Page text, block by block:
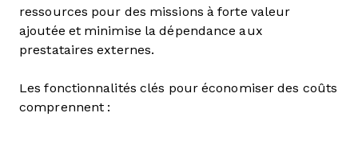
ressources pour des missions à forte valeur
ajoutée et minimise la dépendance aux
prestataires externes.
Les fonctionnalités clés pour économiser des coûts
comprennent :